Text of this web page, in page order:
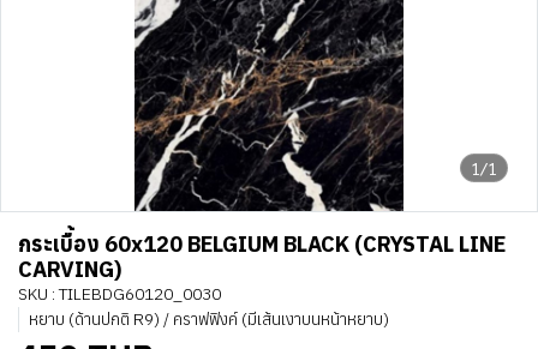
1/1
กระเบื้อง 60x120 BELGIUM BLACK (CRYSTAL LINE
CARVING)
SKU : TILEBDG60120_0030
หยาบ (ด้านปกติ R9) / คราฟฟิงค์ (มีเส้นเงาบนหน้าหยาบ)